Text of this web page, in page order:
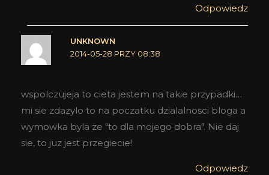
Odpowiedz
UNKNOWN
2014-05-28 PRZY 08:38
wspolczujeja to cieta jestem na takie przypadki…
mi sie zdazylo to na poczatku dzialalnosci bloga a
wymowka byla ze "to dla mojego dobra". Nie daj
sie, to juz jest przegiecie!
Odpowiedz